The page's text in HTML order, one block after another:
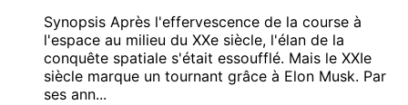
Synopsis Après l'effervescence de la course à
l'espace au milieu du XXe siècle, l'élan de la
conquête spatiale s'était essoufflé. Mais le XXIe
siècle marque un tournant grâce à Elon Musk. Par
ses ann...